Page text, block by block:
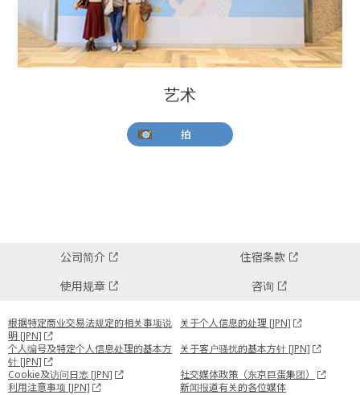
艺术
拍
公司简介
住宿条款
使用规章
咨询
根据特定商业交易法规定的相关事项说
明 [JPN]
关于个人信息的处理 [JPN]
个人编号及特定个人信息处理的基本方
针 [JPN]
关于客户骚扰的基本方针 [JPN]
Cookie及访问日志 [JPN]
社交媒体政策（东京巨蛋集团）
利用注意事项 [JPN]
新闻报道有关的各位媒体